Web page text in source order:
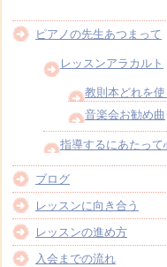
ピアノの先生あつまって
レッスンアラカルト
教則本どれを
音楽会お勧め曲
指導するにあたって
ブログ
レッスンに向き合う
レッスンの進め方
入会までの流れ